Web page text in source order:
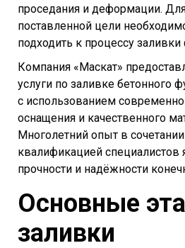
проседания и деформации.
поставленной цели
подходить к процессу
Компания «Маскат»
услуги по заливке бетонного
с использованием
оснащения и качественного
Многолетний опыт в
квалификацией специалистов
прочности и надёжности
Основные
заливки